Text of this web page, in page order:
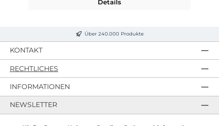
Details
Über 240.000 Produkte
KONTAKT
RECHTLICHES
INFORMATIONEN
NEWSLETTER